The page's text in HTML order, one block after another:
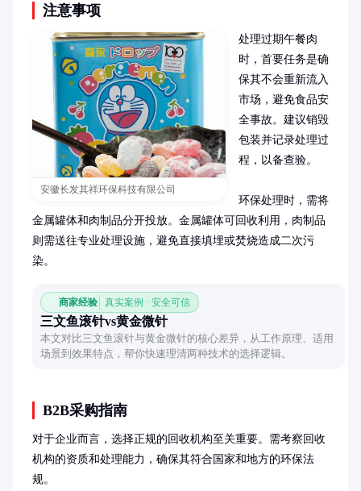
注意事项
安徽长发其祥环保科技有限公司
处理过期午餐肉
时，首要任务是确
保其不会重新流入
市场，避免食品安
全事故。建议销毁
包装并记录处理过
程，以备查验。
环保处理时，需将
金属罐体和肉制品分开投放。金属罐体可回收利用，肉制品
则需送往专业处理设施，避免直接填埋或焚烧造成二次污
染。
商家经验 真实案例 · 安全可信
三文鱼滚针vs黄金微针
本文对比三文鱼滚针与黄金微针的核心差异，从工作原理、适用
场景到效果特点，帮你快速理清两种技术的选择逻辑。
B2B采购指南
对于企业而言，选择正规的回收机构至关重要。需考察回收
机构的资质和处理能力，确保其符合国家和地方的环保法
规。